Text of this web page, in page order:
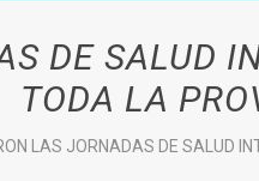
DE SALUD
TODA LA
LAS JORNADAS DE SALUD